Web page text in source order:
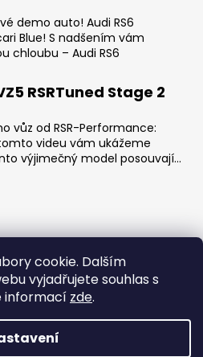
cookie. Dalším
vyjadřujete souhlas s
informací zde.
demo auto! Audi RS6
Blue! S nadšením vám
chloubu – Audi RS6
RSRTuned Stage 2
vůz od RSR-Performance:
videu vám ukážeme
výjimečný model posouvají...
RSRCzech/